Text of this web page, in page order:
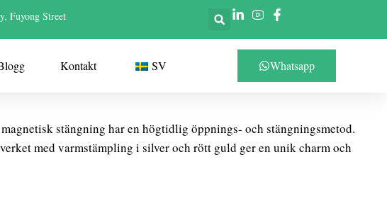
Fuyong Street
Kontakt SV Whatsapp
stängning har en högtidlig öppnings- och stängningsmetod.
med varmstämpling i silver och rött guld ger en unik charm och